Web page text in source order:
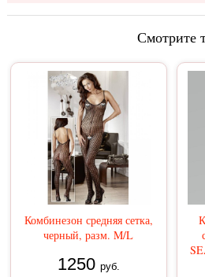
Смотрите
Комбинезон средняя сетка,
черный, разм. M/L
1250 руб.